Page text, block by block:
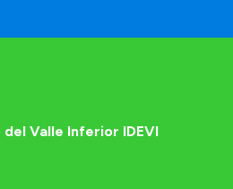
Valle Inferior IDEVI